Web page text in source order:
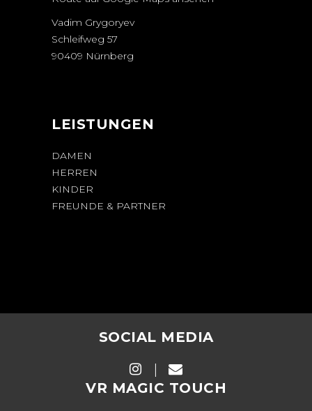
Vadim Grygoryev
Schleifweg 57
90409 Nürnberg
LEISTUNGEN
DAMEN
HERREN
KINDER
FREUNDE & PARTNER
SOCIAL MEDIA
VR MAGIC TOUCH